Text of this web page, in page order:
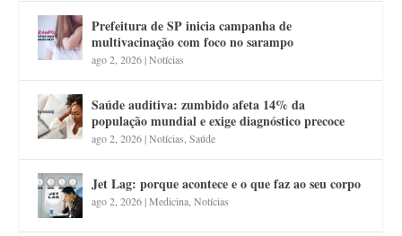
Prefeitura de SP inicia campanha de
multivacinação com foco no sarampo
ago 2, 2026|Notícias
Saúde auditiva: zumbido afeta 14% da
população mundial e exige diagnóstico precoce
ago 2, 2026|Notícias ,Saúde
Jet Lag: porque acontece e o que faz ao seu corpo
ago 2, 2026|Medicina ,Notícias